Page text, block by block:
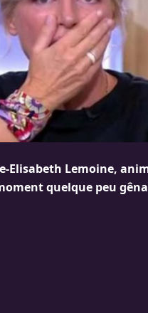
Elisabeth Lemoine,
quelque peu